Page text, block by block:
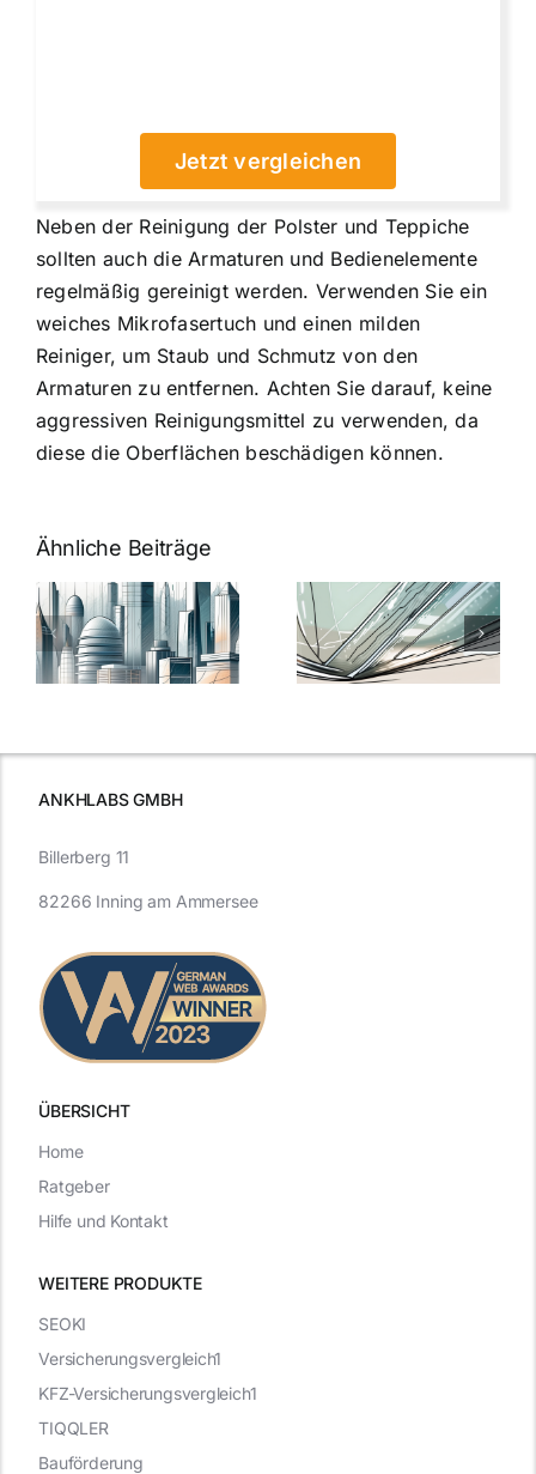
Jetzt vergleichen
Neben der Reinigung der Polster und Teppiche
sollten auch die Armaturen und Bedienelemente
regelmäßig gereinigt werden. Verwenden Sie ein
weiches Mikrofasertuch und einen milden
Reiniger, um Staub und Schmutz von den
Armaturen zu entfernen. Achten Sie darauf, keine
aggressiven Reinigungsmittel zu verwenden, da
diese die Oberflächen beschädigen können.
Ähnliche Beiträge
5 Gründe,
warum
Nanoversiegelung
auf Glas
7
Expertentipps
für maximale
ANKHLABS GMBH
ÜBERSICHT
WEITERE PRODUKTE
Billerberg 11
82266 Inning am Ammersee
SEOKI
Versicherungsvergleich1
KFZ-Versicherungsvergleich1
TIQQLER
Bauförderung
Home
Ratgeber
Hilfe und Kontakt